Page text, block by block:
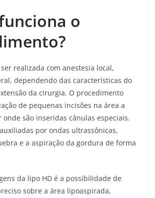
o
realizada com anestesia local,
dependendo das características do
da cirurgia. O procedimento
de pequenas incisões na área a
são inseridas cânulas especiais.
por ondas ultrassônicas,
e a aspiração da gordura de forma
da lipo HD é a possibilidade de
sobre a área lipoaspirada,